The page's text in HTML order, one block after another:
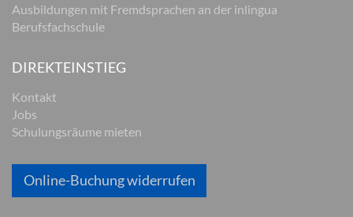
Ausbildungen mit Fremdsprachen an der inlingua
Berufsfachschule
DIREKTEINSTIEG
Kontakt
Jobs
Schulungsräume mieten
Online-Buchung widerrufen